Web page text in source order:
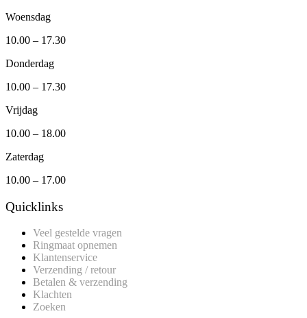
Woensdag
10.00 – 17.30
Donderdag
10.00 – 17.30
Vrijdag
10.00 – 18.00
Zaterdag
10.00 – 17.00
Quicklinks
Veel gestelde vragen
Ringmaat opnemen
Klantenservice
Verzending / retour
Betalen & verzending
Klachten
Zoeken